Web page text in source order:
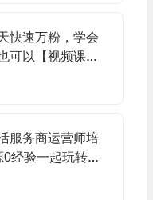
快速万粉，学会
可以【视频课
服务商运营师培
经验一起玩转本